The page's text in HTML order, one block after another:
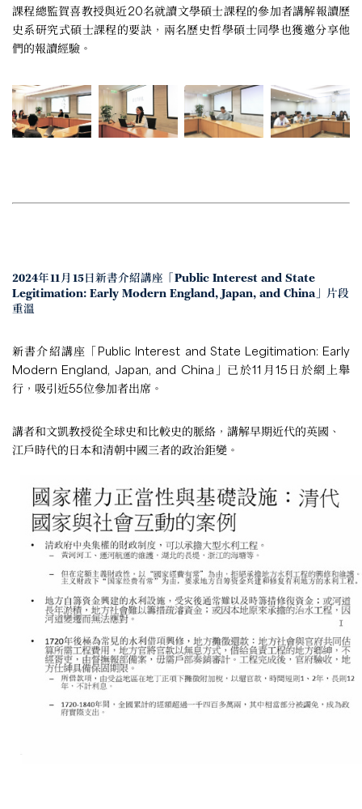
課程總監賀喜教授與近20名就讀文學碩士課程的參加者講解報讀歷
史系研究式碩士課程的要訣，兩名歷史哲學碩士同學也獲邀分享他
們的報讀經驗。
2024年11月15日新書介紹講座「Public Interest and State
Legitimation: Early Modern England, Japan, and China」片段
重溫
新書介紹講座「Public Interest and State Legitimation: Early
Modern England, Japan, and China」已於11月15日於網上舉
行，吸引近55位參加者出席。
講者和文凱教授從全球史和比較史的脈絡，講解早期近代的英國、
江戶時代的日本和清朝中國三者的政治鉅變。